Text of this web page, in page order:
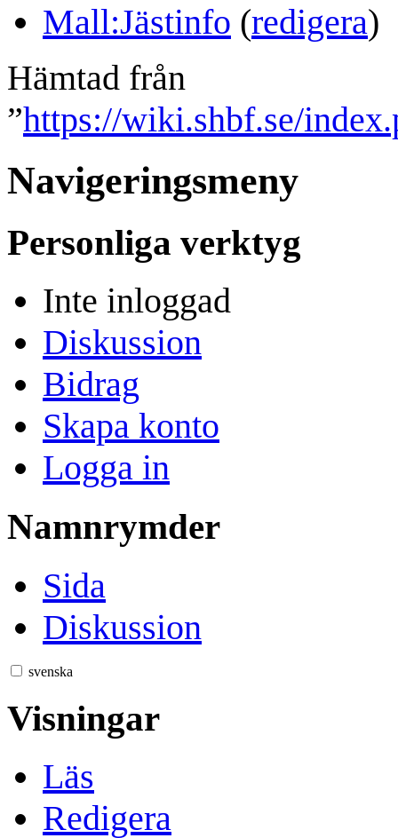
Mall:Jästinfo (redigera)
Hämtad från
”https://wiki.shbf.se/
Navigeringsmeny
Personliga verktyg
Inte inloggad
Diskussion
Bidrag
Skapa konto
Logga in
Namnrymder
Sida
Diskussion
svenska
Visningar
Läs
Redigera